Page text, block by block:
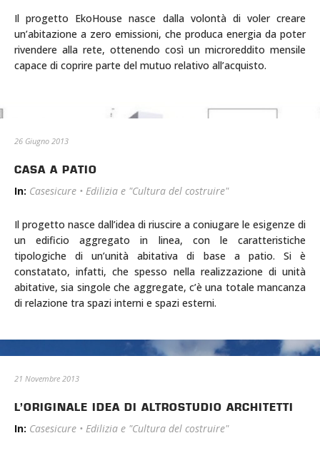
Il progetto EkoHouse nasce dalla volontà di voler creare
un’abitazione a zero emissioni, che produca energia da poter
rivendere alla rete, ottenendo così un microreddito mensile
capace di coprire parte del mutuo relativo all’acquisto.
26 Giugno 2013
CASA A PATIO
In: Casesicure • Edilizia e "Cultura del costruire"
Il progetto nasce dall’idea di riuscire a coniugare le esigenze di
un edificio aggregato in linea, con le caratteristiche
tipologiche di un’unità abitativa di base a patio. Si è
constatato, infatti, che spesso nella realizzazione di unità
abitative, sia singole che aggregate, c’è una totale mancanza
di relazione tra spazi interni e spazi esterni.
21 Novembre 2013
L’ORIGINALE IDEA DI ALTROSTUDIO ARCHITETTI
In: Casesicure • Edilizia e "Cultura del costruire"